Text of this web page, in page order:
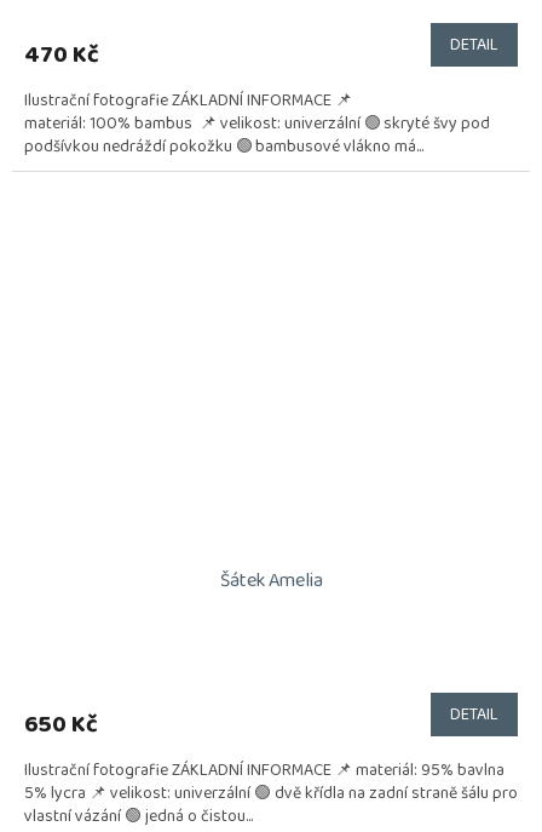
470 Kč DETAIL
Ilustrační fotografie ZÁKLADNÍ INFORMACE 📌
materiál: 100% bambus 📌 velikost: univerzální 🟢 skryté švy pod
podšívkou nedráždí pokožku 🟢 bambusové vlákno má...
Šátek Amelia
650 Kč DETAIL
Ilustrační fotografie ZÁKLADNÍ INFORMACE 📌 materiál: 95% bavlna
5% lycra 📌 velikost: univerzální 🟢 dvě křídla na zadní straně šálu pro
vlastní vázání 🟢 jedná o čistou...